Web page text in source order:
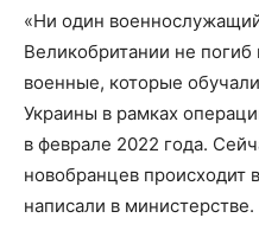
«Ни один
Великобритании не погиб
военные, которые
Украины в рамках
в феврале 2022 года.
новобранцев происходит
написали в министерстве.